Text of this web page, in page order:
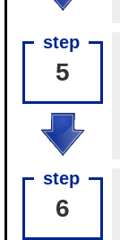
5
6